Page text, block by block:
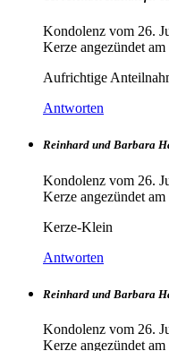
Kondolenz vom 26.
Kerze angezündet am
Aufrichtige
Antworten
Reinhard und Barbara
Kondolenz vom 26.
Kerze angezündet am
Kerze-Klein
Antworten
Reinhard und Barbara
Kondolenz vom 26.
Kerze angezündet am